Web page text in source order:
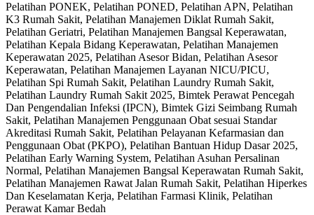
Pelatihan PONEK, Pelatihan PONED, Pelatihan APN, Pelatihan
K3 Rumah Sakit, Pelatihan Manajemen Diklat Rumah Sakit,
Pelatihan Geriatri, Pelatihan Manajemen Bangsal Keperawatan,
Pelatihan Kepala Bidang Keperawatan, Pelatihan Manajemen
Keperawatan 2025, Pelatihan Asesor Bidan, Pelatihan Asesor
Keperawatan, Pelatihan Manajemen Layanan NICU/PICU,
Pelatihan Spi Rumah Sakit, Pelatihan Laundry Rumah Sakit,
Pelatihan Laundry Rumah Sakit 2025, Bimtek Perawat Pencegah
Dan Pengendalian Infeksi (IPCN), Bimtek Gizi Seimbang Rumah
Sakit, Pelatihan Manajemen Penggunaan Obat sesuai Standar
Akreditasi Rumah Sakit, Pelatihan Pelayanan Kefarmasian dan
Penggunaan Obat (PKPO), Pelatihan Bantuan Hidup Dasar 2025,
Pelatihan Early Warning System, Pelatihan Asuhan Persalinan
Normal, Pelatihan Manajemen Bangsal Keperawatan Rumah Sakit,
Pelatihan Manajemen Rawat Jalan Rumah Sakit, Pelatihan Hiperkes
Dan Keselamatan Kerja, Pelatihan Farmasi Klinik, Pelatihan
Perawat Kamar Bedah